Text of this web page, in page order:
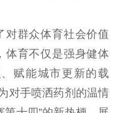
学习在线
职称评审
群众体育社会价值
体育不仅是强身健体
赋能城市更新的载
对手喷洒药剂的温情